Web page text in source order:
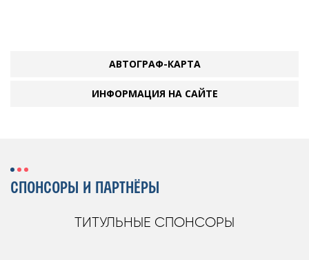
АВТОГРАФ-КАРТА
ИНФОРМАЦИЯ НА САЙТЕ
СПОНСОРЫ И ПАРТНЁРЫ
ТИТУЛЬНЫЕ СПОНСОРЫ